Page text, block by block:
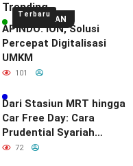
UNGGULAN
Terbaru
Trending
APINDO: ION, Solusi
Percepat Digitalisasi
UMKM
101
Dari Stasiun MRT hingga
Car Free Day: Cara
Prudential Syariah
Merayakan yang Nomor
72